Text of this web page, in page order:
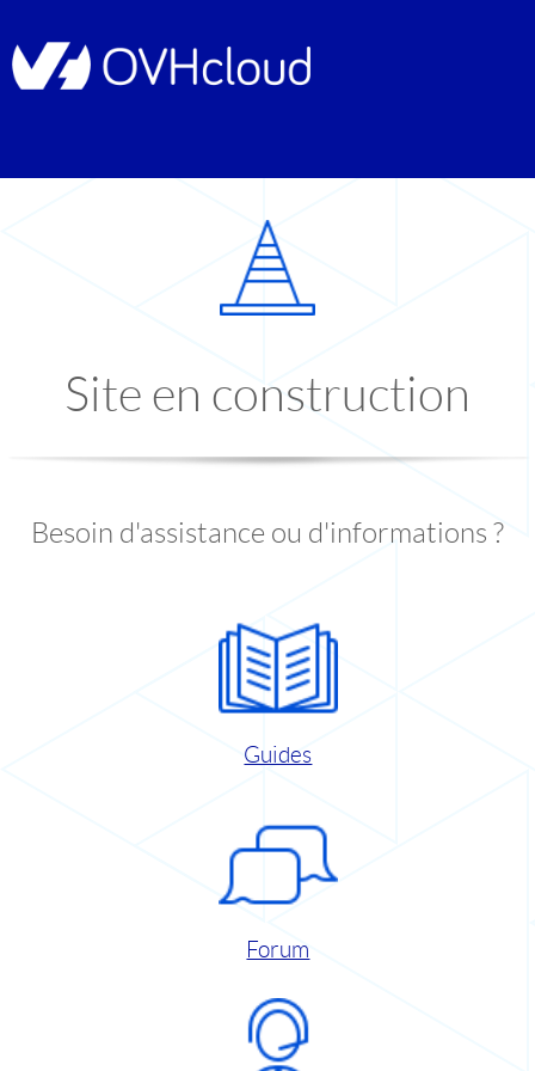
Site en construction
Besoin d'assistance ou d'informations ?
Guides
Forum